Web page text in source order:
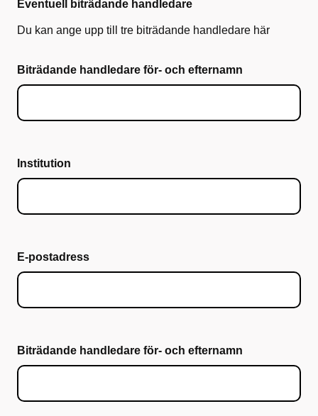
Eventuell biträdande handledare
Du kan ange upp till tre biträdande handledare här
Biträdande handledare för- och efternamn
Institution
E-postadress
Biträdande handledare för- och efternamn